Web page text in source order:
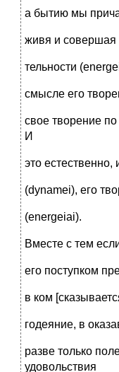
а бытию мы
живя и совершая
тельности
смысле его
свое творение
И
это естественно,
(dynamei), его
(energeiai).
Вместе с тем
его поступком
в ком
годеяние, в
разве только
удовольствия